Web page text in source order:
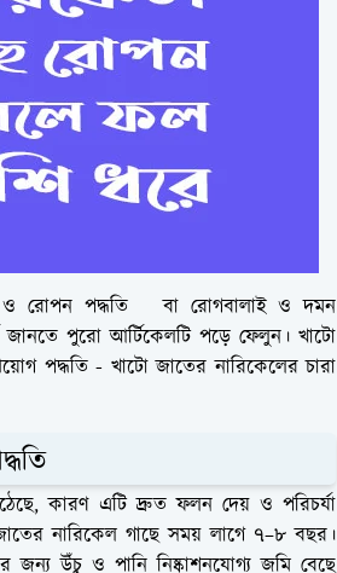
ও রোপন পদ্ধতি বা রোগবালাই ও দমন
জানতে পুরো আর্টিকেলটি পড়ে ফেলুন। খাটো
পদ্ধতি - খাটো জাতের নারিকেলের চারা
কারণ এটি দ্রুত ফলন দেয় ও পরিচর্যা
নারিকেল গাছে সময় লাগে ৭–৮ বছর।
উঁচু ও পানি নিষ্কাশনযোগ্য জমি বেছে